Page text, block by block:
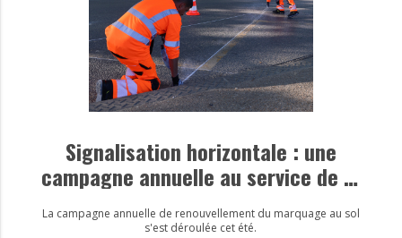
Signalisation horizontale : une
campagne annuelle au service de la
sécurité
La campagne annuelle de renouvellement du marquage au sol
s'est déroulée cet été.